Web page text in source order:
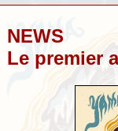
NEWS
Le premier